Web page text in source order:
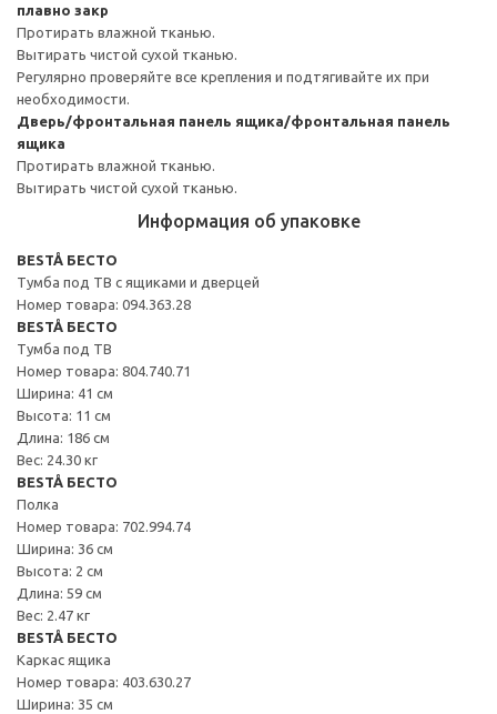
плавно закр
Протирать влажной тканью.
Вытирать чистой сухой тканью.
Регулярно проверяйте все крепления и подтягивайте их при
необходимости.
Дверь/фронтальная панель ящика/фронтальная панель
ящика
Протирать влажной тканью.
Вытирать чистой сухой тканью.
Информация об упаковке
BESTÅ БЕСТО
Тумба под ТВ с ящиками и дверцей
Номер товара: 094.363.28
BESTÅ БЕСТО
Тумба под ТВ
Номер товара: 804.740.71
Ширина: 41 см
Высота: 11 см
Длина: 186 см
Вес: 24.30 кг
BESTÅ БЕСТО
Полка
Номер товара: 702.994.74
Ширина: 36 см
Высота: 2 см
Длина: 59 см
Вес: 2.47 кг
BESTÅ БЕСТО
Каркас ящика
Номер товара: 403.630.27
Ширина: 35 см